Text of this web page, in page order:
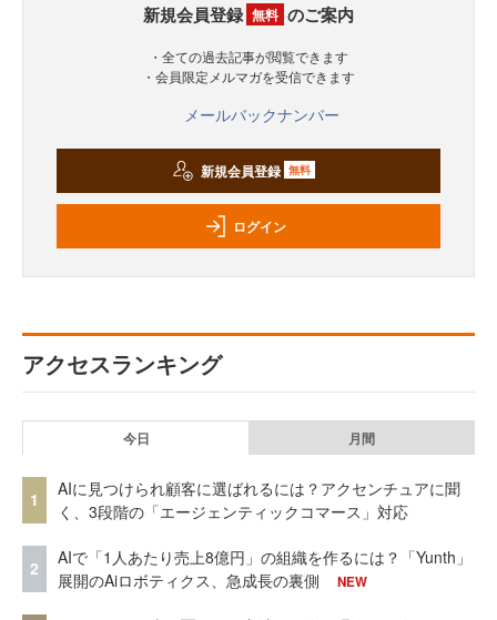
新規会員登録 無料 のご案内
・全ての過去記事が閲覧できます
・会員限定メルマガを受信できます
メールバックナンバー
新規会員登録 無料
ログイン
アクセスランキング
今日 月間
1
AIに見つけられ顧客に選ばれるには？アクセンチュアに聞
く、3段階の「エージェンティックコマース」対応
2
AIで「1人あたり売上8億円」の組織を作るには？「Yunth」
展開のAiロボティクス、急成長の裏側
NEW